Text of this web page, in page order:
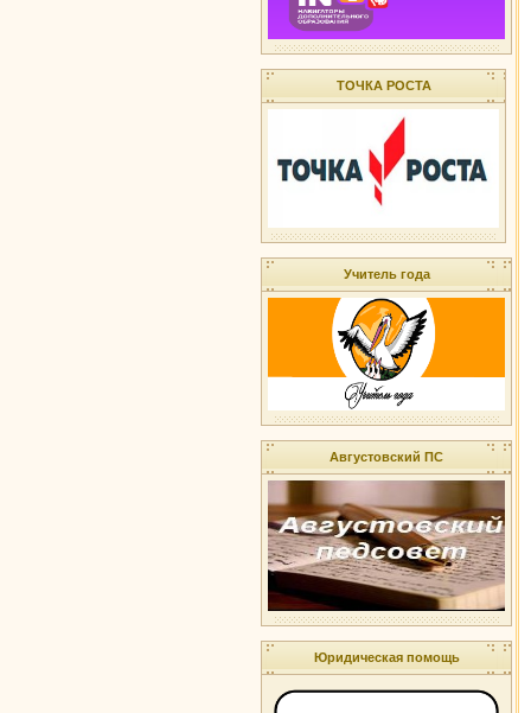
ТОЧКА РОСТА
Учитель года
Августовский ПС
Юридическая помощь